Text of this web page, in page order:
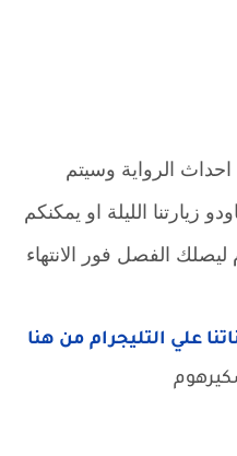
الرواية وسيتم
زيارتنا الليلة او يمكنكم
ليصلك الفصل فور الانتهاء
علي التليجرام من هنا